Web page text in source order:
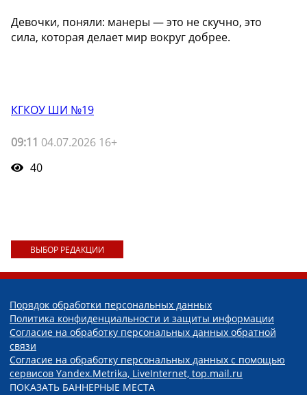
Девочки, поняли: манеры — это не скучно, это
сила, которая делает мир вокруг добрее.
КГКОУ ШИ №19
09:11 04.07.2026 16+
40
ВЫБОР РЕДАКЦИИ
Порядок обработки персональных данных
Политика конфиденциальности и защиты информации
Согласие на обработку персональных данных обратной
связи
Согласие на обработку персональных данных с помощью
сервисов Yandex.Metrika, LiveInternet, top.mail.ru
ПОКАЗАТЬ БАННЕРНЫЕ МЕСТА